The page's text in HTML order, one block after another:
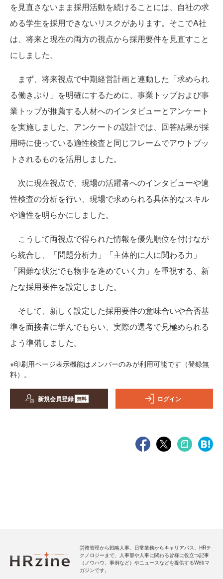
を見直さないまま採用活動を続けることには、自社の求
める学生を採用できないリスクがあります。そこでA社
は、将来と現在の両方の視点から採用要件を見直すこと
にしました。
まず、将来視点で中期経営計画と連動した「求められ
る働きぶり」を明確にするために、事業トップおよび事
業トップが推薦する人材へのインタビューとアンケート
を実施しました。アンケートの設計では、回答結果が採
用時に使っている適性検査と同じフレームでアウトプッ
トされるものを活用しました。
次に現在視点で、現場の活躍者へのインタビューや適
性検査の分析を行い、現場で求められる具体的なスキル
や適性を明らかにしました。
こうして両視点で得られた情報を優先順位を付けなが
ら統合し、「問題分析力」「主体的に人に関わる力」
「困難な状況でも物事を進めていく力」を重視する、新
たな採用要件を設定しました。
そして、新しく設定した採用要件の意味合いや合否基
準を面接者に学んでもらい、実際の選考で見極められる
よう準備しました。
※印刷用ページ表示機能はメンバーのみが利用可能です（登録無
料）。
新規会員登録 無料 ログイン
労務管理から戦略人事、日常業務からキャリアパス、HRテ
クノロジーまで、人事部や人事に関わる皆様に役立つ記事
（ノウハウ、事例など）やニュースなどを提供するWebマ
ガジンです。